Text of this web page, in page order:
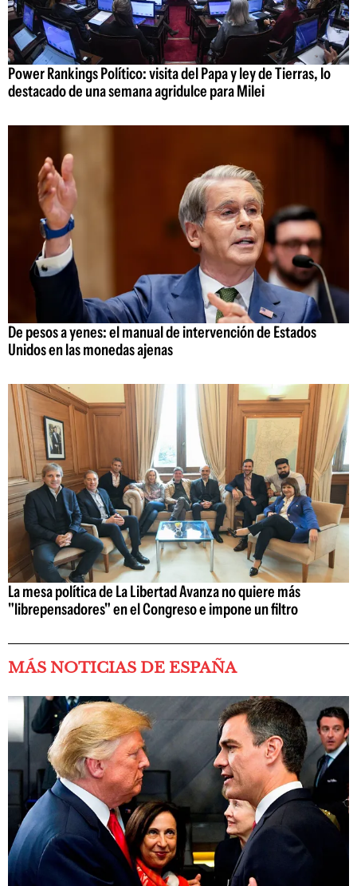
Power Rankings Político: visita del Papa y ley de Tierras, lo
destacado de una semana agridulce para Milei
De pesos a yenes: el manual de intervención de Estados
Unidos en las monedas ajenas
La mesa política de La Libertad Avanza no quiere más
"librepensadores" en el Congreso e impone un filtro
MÁS NOTICIAS DE ESPAÑA